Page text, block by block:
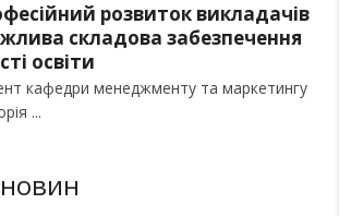
розвиток викладачів
складова забезпечення
освіти
кафедри менеджменту та маркетингу